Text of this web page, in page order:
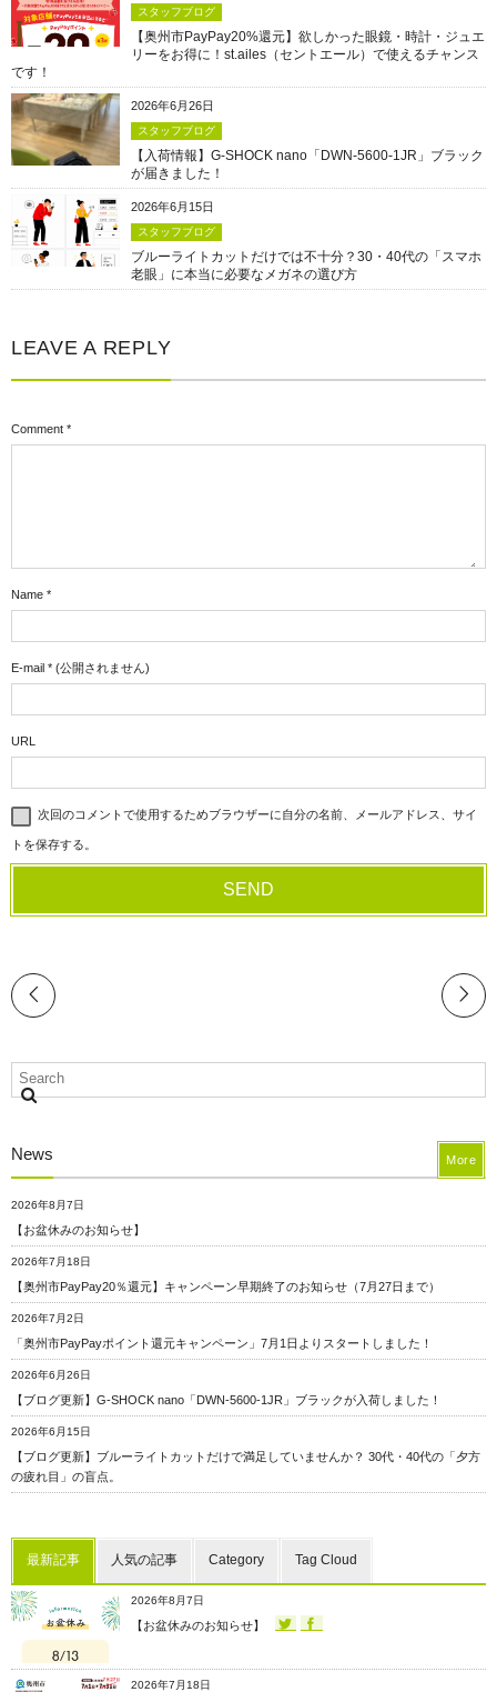
スタッフブログ
【奥州市PayPay20%還元】欲しかった眼鏡・時計・ジュエ
リーをお得に！st.ailes（セントエール）で使えるチャンス
です！
2026年6月26日
スタッフブログ
【入荷情報】G-SHOCK nano「DWN-5600-1JR」ブラック
が届きました！
2026年6月15日
スタッフブログ
ブルーライトカットだけでは不十分？30・40代の「スマホ
老眼」に本当に必要なメガネの選び方
LEAVE A REPLY
Comment *
Name *
E-mail * (公開されません)
URL
次回のコメントで使用するためブラウザーに自分の名前、メールアドレス、サイ
トを保存する。
News
2026年8月7日
【お盆休みのお知らせ】
2026年7月18日
【奥州市PayPay20％還元】キャンペーン早期終了のお知らせ（7月27日まで）
2026年7月2日
「奥州市PayPayポイント還元キャンペーン」7月1日よりスタートしました！
2026年6月26日
【ブログ更新】G-SHOCK nano「DWN-5600-1JR」ブラックが入荷しました！
2026年6月15日
【ブログ更新】ブルーライトカットだけで満足していませんか？ 30代・40代の「夕方
の疲れ目」の盲点。
More
最新記事 人気の記事 Category Tag Cloud
2026年8月7日
【お盆休みのお知らせ】
2026年7月18日